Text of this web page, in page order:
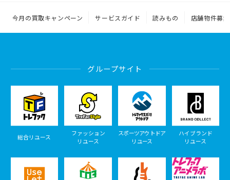
今月の買取キャンペーン サービスガイド 読みもの 店舗物件募集
グループサイト
総合リユース
ファッション
リユース
スポーツアウトドア
リユース
ハイブランド
リユース